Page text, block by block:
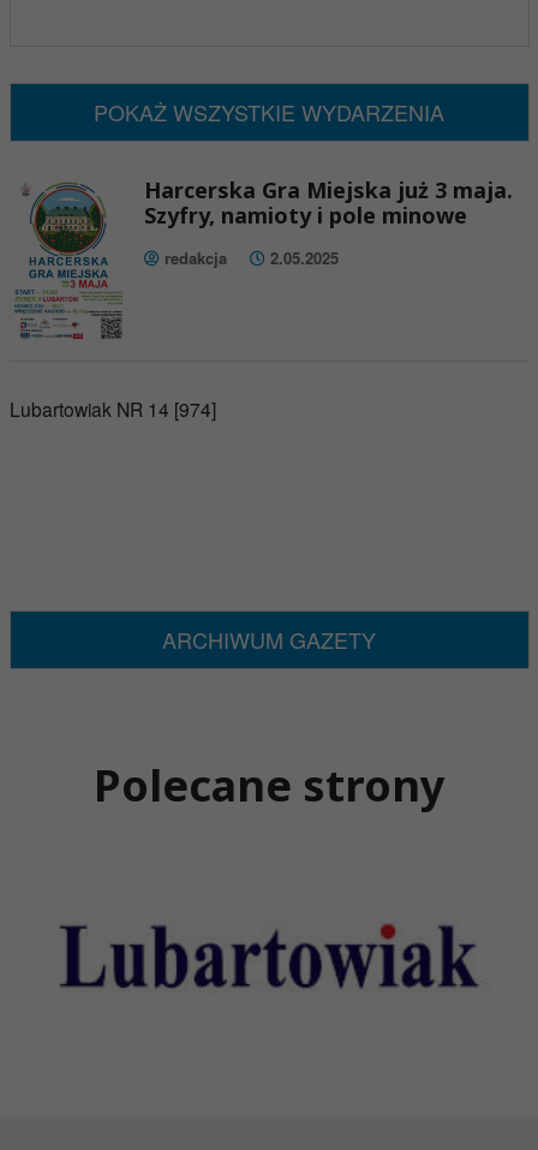
POKAŻ WSZYSTKIE WYDARZENIA
Harcerska Gra Miejska już 3 maja.
Szyfry, namioty i pole minowe
redakcja 2.05.2025
Lubartowiak NR 14 [974]
ARCHIWUM GAZETY
Polecane strony